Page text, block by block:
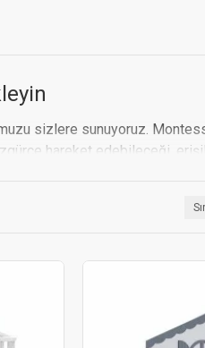
sizlere sunuyoruz.
hareket edebileceği,
ve yaratıcılığını
geliştirir. Farklı boyut ve